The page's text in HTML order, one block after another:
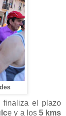
finaliza el plazo
e y a los5 kms